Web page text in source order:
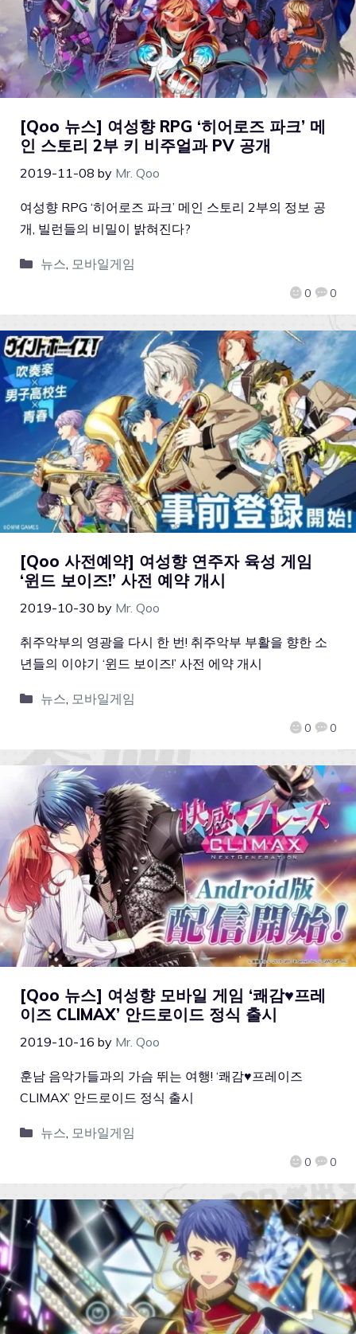
[Qoo 뉴스] 여성향 RPG ‘히어로즈 파크’ 메
인 스토리 2부 키 비주얼과 PV 공개
2019-11-08 by Mr. Qoo
0 0
여성향 RPG ‘히어로즈 파크’ 메인 스토리 2부의 정보 공
개, 빌런들의 비밀이 밝혀진다?
뉴스, 모바일게임
[Qoo 사전예약] 여성향 연주자 육성 게임
‘윈드 보이즈!’ 사전 예약 개시
2019-10-30 by Mr. Qoo
0 0
취주악부의 영광을 다시 한 번! 취주악부 부활을 향한 소
년들의 이야기 ‘윈드 보이즈!’ 사전 에약 개시
뉴스 모바일게임
[Qoo 뉴스] 여성향 모바일 게임 ‘쾌감♥프레
이즈 CLIMAX’ 안드로이드 정식 출시
2019-10-16 by Mr. Qoo
0 0
훈남 음악가들과의 가슴 뛰는 여행! ‘쾌감♥프레이즈
CLIMAX’ 안드로이드 정식 출시
뉴스 모바일게임